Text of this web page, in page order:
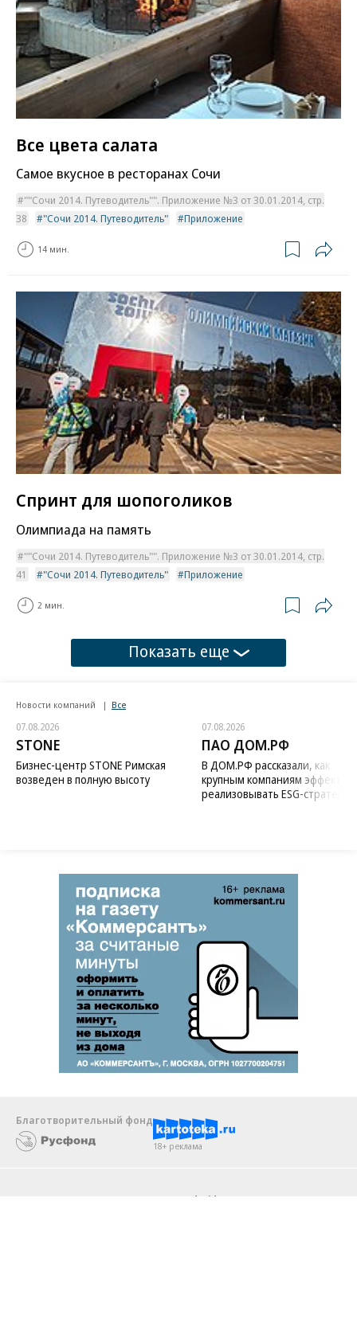
Все цвета салата
Самое вкусное в ресторанах Сочи
""Сочи 2014. Путеводитель"". Приложение №3 от 30.01.2014, стр.
38
"Сочи 2014. Путеводитель" Приложение
14 мин.
Спринт для шопоголиков
Олимпиада на память
""Сочи 2014. Путеводитель"". Приложение №3 от 30.01.2014, стр.
41
"Сочи 2014. Путеводитель" Приложение
2 мин.
Показать еще
Новости компаний Все
07.08.2026
STONE
Бизнес-центр STONE Римская
возведен в полную высоту
07.08.2026
ПАО ДОМ.РФ
В ДОМ.РФ рассказали, как
крупным компаниям
реализовывать ESG-стратегию
Благотворительный фонд
18+ реклама
Android